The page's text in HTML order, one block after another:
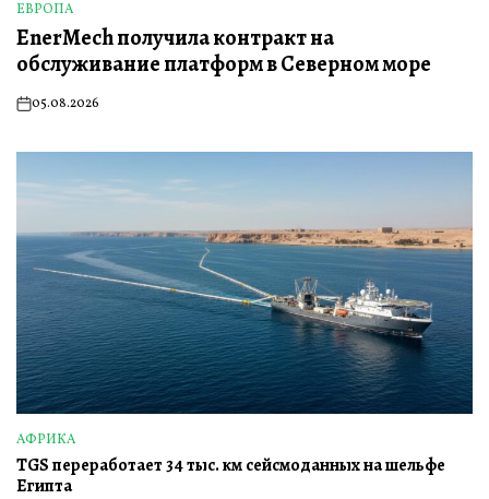
ОПУБЛИКОВАНО
В
ЕВРОПА
EnerMech получила контракт на
обслуживание платформ в Северном море
on05.08.2026
ОПУБЛИКОВАНО
В
АФРИКА
TGS переработает 34 тыс. км сейсмоданных на шельфе
Египта